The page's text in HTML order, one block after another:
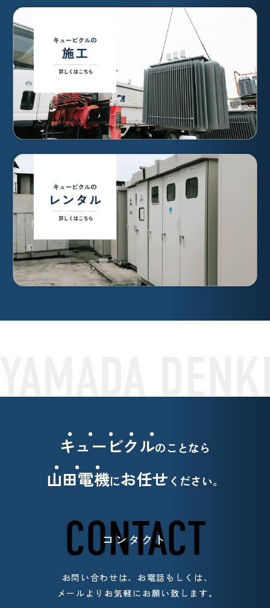
キュービクルのことなら
山田電機にお任せ ください。
CONTACT
コンタクト
お問い合わせは、お電話もしくは、
メールよりお気軽 にお願い致します。